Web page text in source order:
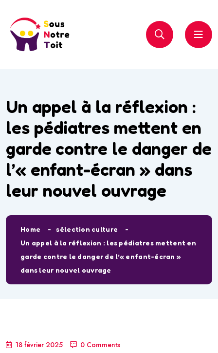
Un appel à la réflexion :
les pédiatres mettent en
garde contre le danger de
l’« enfant-écran » dans
leur nouvel ouvrage
Home
sélection culture
Un appel à la réflexion : les pédiatres mettent en
garde contre le danger de l’« enfant-écran »
dans leur nouvel ouvrage
18 février 2025 0 Comments